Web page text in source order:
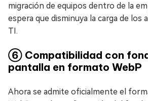
migración de equipos dentro de la
espera que disminuya la carga de los
TI.
⑥ Compatibilidad con
pantalla en formato WebP
Ahora se admite oficialmente el